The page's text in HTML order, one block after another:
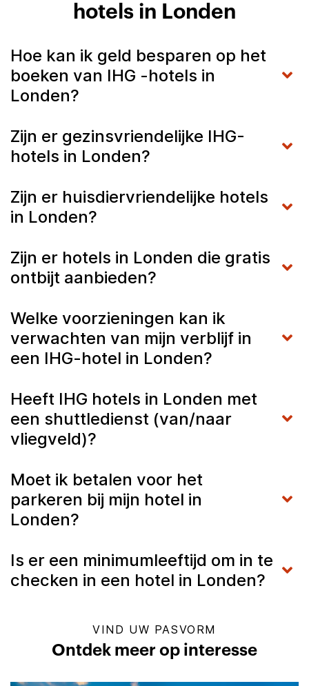
hotels in Londen
Hoe kan ik geld besparen op het
boeken van IHG -hotels in
Londen?
Zijn er gezinsvriendelijke IHG-
hotels in Londen?
Zijn er huisdiervriendelijke hotels
in Londen?
Zijn er hotels in Londen die gratis
ontbijt aanbieden?
Welke voorzieningen kan ik
verwachten van mijn verblijf in
een IHG-hotel in Londen?
Heeft IHG hotels in Londen met
een shuttledienst (van/naar
vliegveld)?
Moet ik betalen voor het
parkeren bij mijn hotel in
Londen?
Is er een minimumleeftijd om in te
checken in een hotel in Londen?
VIND UW PASVORM
Ontdek meer op interesse